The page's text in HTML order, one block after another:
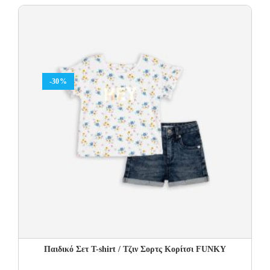
-30%
Παιδικό Σετ T-shirt / Τζιν Σορτς Κορίτσι FUNKY